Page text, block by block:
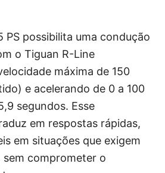
PS possibilita uma condução
o Tiguan R-Line
máxima de 150
e acelerando de 0 a 100
segundos. Esse
em respostas rápidas,
em situações que exigem
sem comprometer o